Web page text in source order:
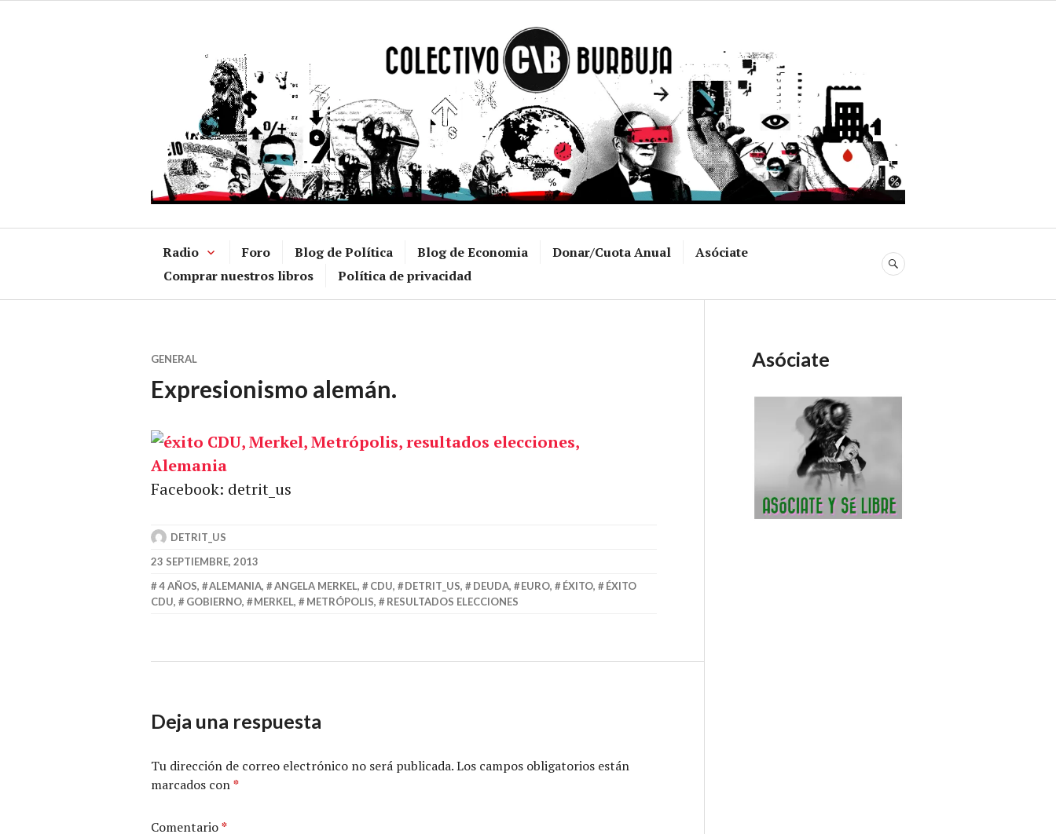
Radio Foro Blog de Política Blog de Economia Donar/Cuota Anual
Asóciate
Comprar nuestros libros
Política de privacidad
BUSCAR
GENERAL
Expresionismo alemán.
Facebook: detrit_us
DETRIT_US
23 SEPTIEMBRE, 2013
4 AÑOS, ALEMANIA, ANGELA MERKEL, CDU, DETRIT_US, DEUDA, EURO, ÉXITO,
ÉXITO
CDU, GOBIERNO, MERKEL, METRÓPOLIS, RESULTADOS ELECCIONES
Deja una respuesta
Tu dirección de correo electrónico no será publicada.Los campos obligatorios están
marcados con*
Comentario*
Asóciate